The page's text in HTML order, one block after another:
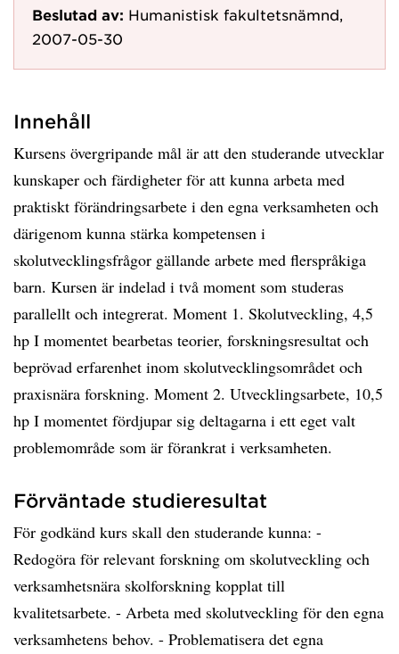
Beslutad av: Humanistisk fakultetsnämnd,
2007-05-30
Innehåll
Kursens övergripande mål är att den studerande utvecklar
kunskaper och färdigheter för att kunna arbeta med
praktiskt förändringsarbete i den egna verksamheten och
därigenom kunna stärka kompetensen i
skolutvecklingsfrågor gällande arbete med flerspråkiga
barn. Kursen är indelad i två moment som studeras
parallellt och integrerat. Moment 1. Skolutveckling, 4,5
hp I momentet bearbetas teorier, forskningsresultat och
beprövad erfarenhet inom skolutvecklingsområdet och
praxisnära forskning. Moment 2. Utvecklingsarbete, 10,5
hp I momentet fördjupar sig deltagarna i ett eget valt
problemområde som är förankrat i verksamheten.
Förväntade studieresultat
För godkänd kurs skall den studerande kunna: -
Redogöra för relevant forskning om skolutveckling och
verksamhetsnära skolforskning kopplat till
kvalitetsarbete. - Arbeta med skolutveckling för den egna
verksamhetens behov. - Problematisera det egna